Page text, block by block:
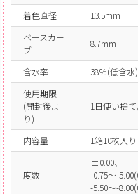
着色直径
13.5mm
ベースカー
ブ
8.7mm
含水率
38％(低含水)
使用期限
(開封後よ
り)
1日使い捨
内容量 1箱10枚入り
度数
±0.00、
-0.75～-
-5.50～-